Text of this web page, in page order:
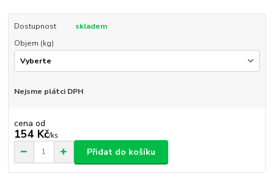
Dostupnost
skladem
Objem (kg)
Nejsme plátci DPH
cena od
154 Kč/ks
Přidat do košíku